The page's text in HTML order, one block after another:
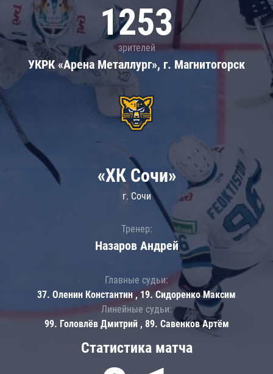
1253
зрителей
УКРК «Арена Металлург», г. Магнитогорск
Статистика матча
«ХК Сочи»
г. Сочи
Тренер:
Назаров Андрей
Главные судьи:
37. Оленин Константин , 19. Сидоренко Максим
Линейные судьи:
99. Головлёв Дмитрий , 89. Савенков Артём